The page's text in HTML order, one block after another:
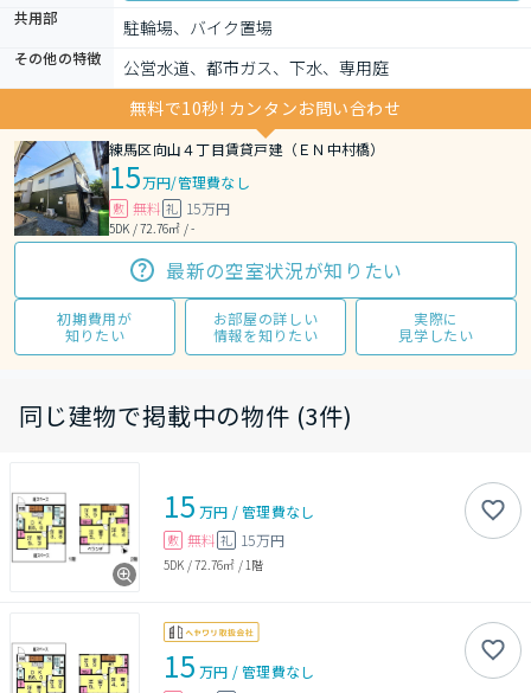
共用部
駐輪場、バイク置場
その他の特徴
公営水道、都市ガス、下水、専用庭
無料で10秒! カンタンお問い合わせ
練馬区向山４丁目賃貸戸建（ＥＮ中村橋）
15万円/管理費なし
敷 無料 礼 15万円
5DK / 72.76㎡ / -
最新の空室状況が知りたい
初期費用が
知りたい
お部屋の詳しい
情報を知りたい
実際に
見学したい
同じ建物で掲載中の物件 (3件)
15 万円 /管理費なし
敷 無料 礼 15万円
5DK /72.76㎡ / 1階
15 万円 /管理費なし